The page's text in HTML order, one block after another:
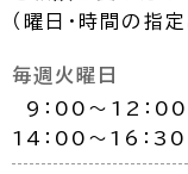
（曜日・時間の指
毎週火曜日
9：00～12：
14：00～16：